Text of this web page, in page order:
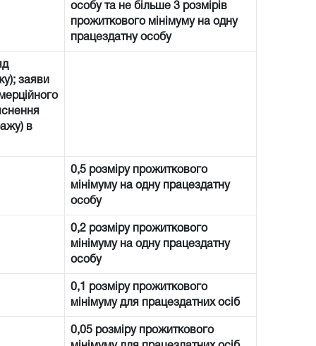
особу та не більше 3 розмірів
прожиткового мінімуму на одну
працездатну особу
заяви
в
0,5 розміру прожиткового
мінімуму на одну працездатну
особу
0,2 розміру прожиткового
мінімуму на одну працездатну
особу
0,1 розміру прожиткового
мінімуму для працездатних осіб
0,05 розміру прожиткового